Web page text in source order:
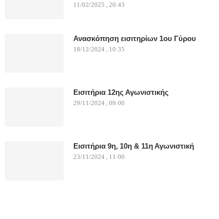
11/02/2025 , 20:43
Ανασκόπηση εισιτηρίων 1ου Γύρου
18/12/2024 , 10:35
Εισιτήρια 12ης Αγωνιστικής
29/11/2024 , 09:00
Εισιτήρια 9η, 10η & 11η Αγωνιστική
23/11/2024 , 11:00